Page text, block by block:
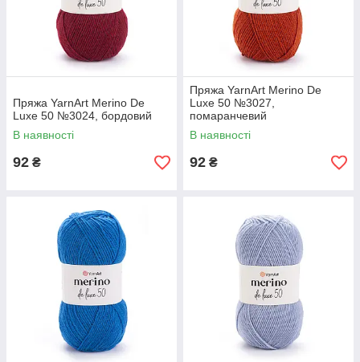
Пряжа YarnArt Merino De
Luxe 50 №3024, бордовий
В наявності
92 ₴
Пряжа YarnArt Merino De
Luxe 50 №3027,
помаранчевий
В наявності
92 ₴